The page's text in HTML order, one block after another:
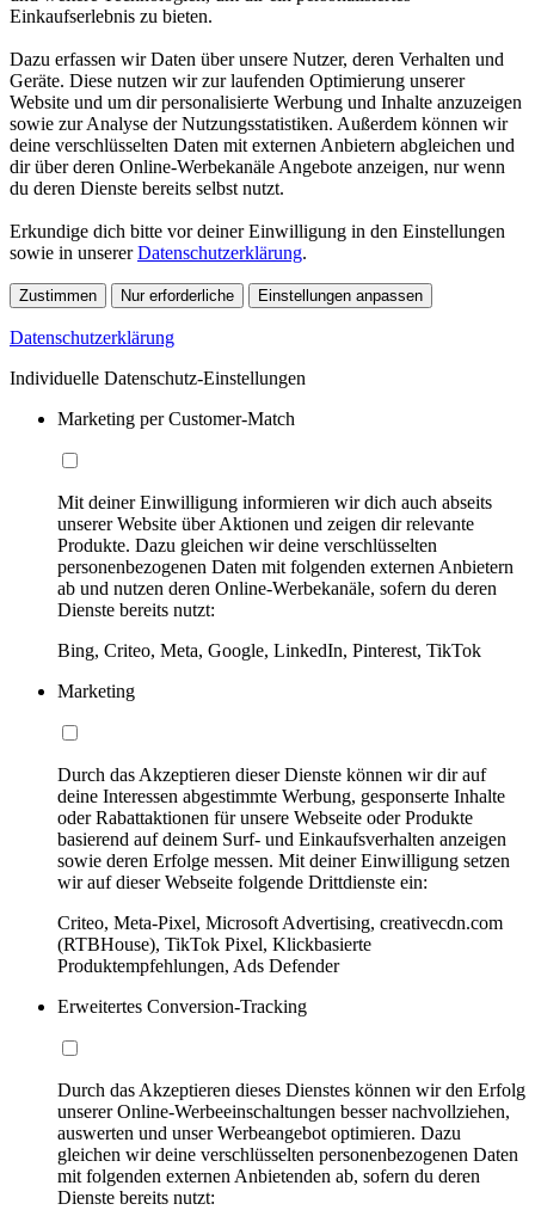
Einkaufserlebnis zu bieten.
Dazu erfassen wir Daten über unsere Nutzer, deren Verhalten und
Geräte. Diese nutzen wir zur laufenden Optimierung unserer
Website und um dir personalisierte Werbung und Inhalte anzuzeigen
sowie zur Analyse der Nutzungsstatistiken. Außerdem können wir
deine verschlüsselten Daten mit externen Anbietern abgleichen und
dir über deren Online-Werbekanäle Angebote anzeigen, nur wenn
du deren Dienste bereits selbst nutzt.
Erkundige dich bitte vor deiner Einwilligung in den Einstellungen
sowie in unsererDatenschutzerklärung.
Zustimmen Nur erforderliche Einstellungen anpassen
Datenschutzerklärung
Individuelle Datenschutz-Einstellungen
Marketing per Customer-Match
Mit deiner Einwilligung informieren wir dich auch abseits
unserer Website über Aktionen und zeigen dir relevante
Produkte. Dazu gleichen wir deine verschlüsselten
personenbezogenen Daten mit folgenden externen Anbietern
ab und nutzen deren Online-Werbekanäle, sofern du deren
Dienste bereits nutzt:
Bing, Criteo, Meta, Google, LinkedIn, Pinterest, TikTok
Marketing
Durch das Akzeptieren dieser Dienste können wir dir auf
deine Interessen abgestimmte Werbung, gesponserte Inhalte
oder Rabattaktionen für unsere Webseite oder Produkte
basierend auf deinem Surf- und Einkaufsverhalten anzeigen
sowie deren Erfolge messen. Mit deiner Einwilligung setzen
wir auf dieser Webseite folgende Drittdienste ein:
Criteo, Meta-Pixel, Microsoft Advertising, creativecdn.com
(RTBHouse), TikTok Pixel, Klickbasierte
Produktempfehlungen, Ads Defender
Erweitertes Conversion-Tracking
Durch das Akzeptieren dieses Dienstes können wir den Erfolg
unserer Online-Werbeeinschaltungen besser nachvollziehen,
auswerten und unser Werbeangebot optimieren. Dazu
gleichen wir deine verschlüsselten personenbezogenen Daten
mit folgenden externen Anbietenden ab, sofern du deren
Dienste bereits nutzt: